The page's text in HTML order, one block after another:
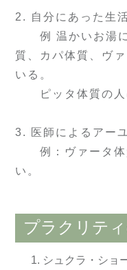
2. 自分にあった生
例 温かいお湯に
質、カパ体質、ヴ
いる。
ピッタ体質の人
3. 医師によるアー
例：ヴァータ体
い。
プラクリテ
シュクラ・ショ